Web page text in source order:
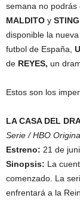
semana no
MALDITO y
disponible la
futbol de España,
de REYES, un
Estos son los
LA CASA DEL
Serie / HBO
Estreno: 21 de
Sinopsis: La
comenzado. La
enfrentará a la